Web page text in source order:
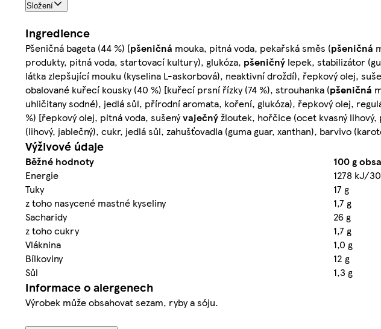
Složení
Ingredience
Pšeničná bageta (44 %) [pšeničná mouka, pitná voda, pekařská směs (pšeničná
produkty, pitná voda, startovací kultury), glukóza, pšeničný lepek, stabilizátor
látka zlepšující mouku (kyselina L-askorbová), neaktivní droždí), řepkový olej,
obalované kuřecí kousky (40 %) [kuřecí prsní řízky (74 %), strouhanka (pšeničná
uhličitany sodné), jedlá sůl, přírodní aromata, koření, glukóza), řepkový olej,
%) [řepkový olej, pitná voda, sušenývaječnýžloutek, hořčice (ocet kvasný lihový,
(lihový, jablečný), cukr, jedlá sůl, zahušťovadla (guma guar, xanthan), barvivo
Výživové údaje
Běžné hodnoty
100 g
Energie
1278 kJ/
Tuky
17 g
z toho nasycené mastné kyseliny
1,7 g
Sacharidy
26 g
z toho cukry
1,7 g
Vláknina
1,0 g
Bílkoviny
12 g
Sůl
1,3 g
Informace o alergenech
Výrobek může obsahovat sezam, ryby a sóju.